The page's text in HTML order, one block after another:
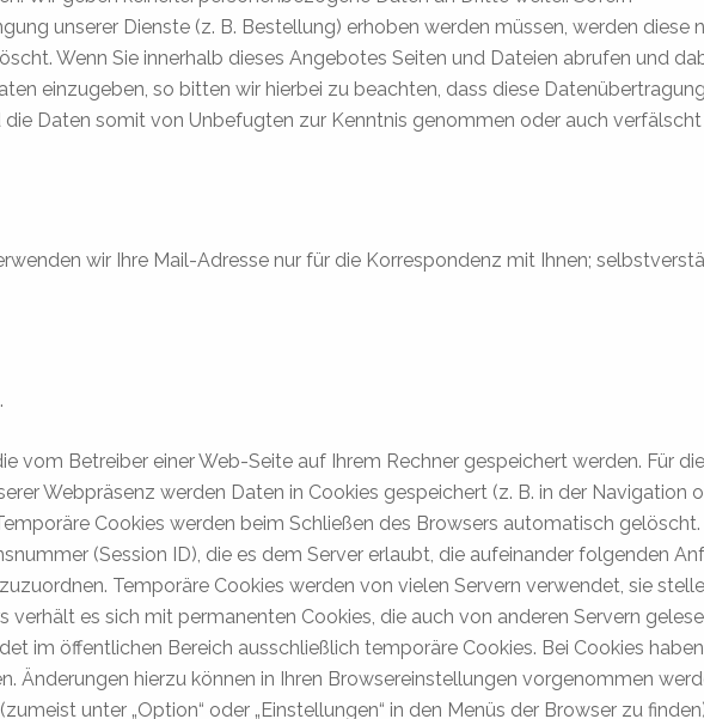
unserer Dienste (z. B. Bestellung) erhoben werden müssen, werden diese
Wenn Sie innerhalb dieses Angebotes Seiten und Dateien abrufen und
einzugeben, so bitten wir hierbei zu beachten, dass diese
Daten somit von Unbefugten zur Kenntnis genommen oder auch
wir Ihre Mail-Adresse nur für die Korrespondenz mit Ihnen;
vom Betreiber einer Web-Seite auf Ihrem Rechner gespeichert werden. Für die
Webpräsenz werden Daten in Cookies gespeichert (z. B. in der Navigation
Cookies werden beim Schließen des Browsers automatisch gelöscht.
(Session ID), die es dem Server erlaubt, die aufeinander folgenden
Temporäre Cookies werden von vielen Servern verwendet, sie
verhält es sich mit permanenten Cookies, die auch von anderen Servern
im öffentlichen Bereich ausschließlich temporäre Cookies. Bei Cookies
Änderungen hierzu können in Ihren Browsereinstellungen vorgenommen
unter „Option“ oder „Einstellungen“ in den Menüs der Browser zu